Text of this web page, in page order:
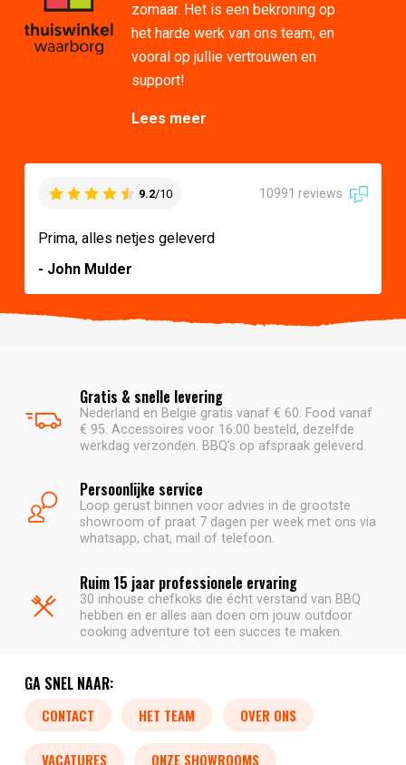
zomaar. Het is een bekroning op
het harde werk van ons team, en
vooral op jullie vertrouwen en
support!
Lees meer
9.2/10 10991 reviews
Prima, alles netjes geleverd
- John Mulder
Gratis & snelle levering
Nederland en België gratis vanaf € 60. Food vanaf
€ 95. Accessoires voor 16:00 besteld, dezelfde
werkdag verzonden. BBQ's op afspraak geleverd.
Persoonlijke service
Loop gerust binnen voor advies in de grootste
showroom of praat 7 dagen per week met ons via
whatsapp, chat, mail of telefoon.
Ruim 15 jaar professionele ervaring
30 inhouse chefkoks die écht verstand van BBQ
hebben en er alles aan doen om jouw outdoor
cooking adventure tot een succes te maken.
GA SNEL NAAR:
CONTACT HET TEAM OVER ONS
VACATURES ONZE SHOWROOMS